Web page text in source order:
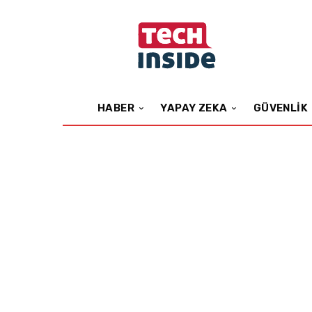
HABER YAPAY ZEKA GÜVENLIK